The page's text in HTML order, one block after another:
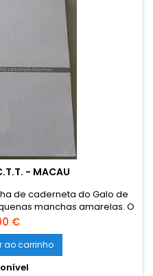
- MACAU
de caderneta do Galo de
manchas amarelas. O
outro Material Filatélico para
para o estrangeiro terá que
para combinar o custo de
literature and other
€
ao carrinho